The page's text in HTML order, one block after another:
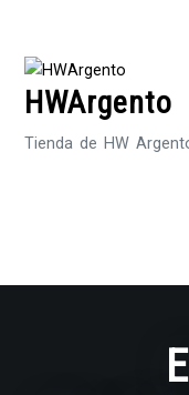
contenido
HWArgento
Tienda de HW